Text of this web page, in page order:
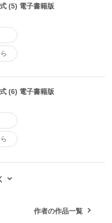
(5) 電子書籍版
(6) 電子書籍版
作者の作品一覧